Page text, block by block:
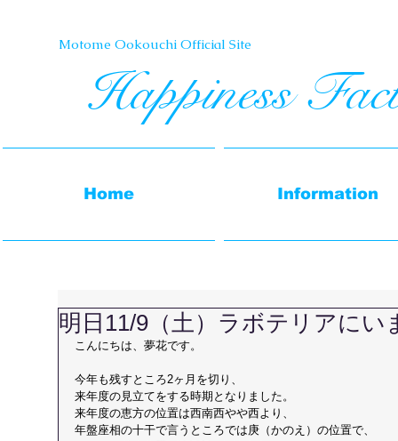
明日11/9（土）ラボテリアにい
こんにちは、夢花です。
今年も残すところ2ヶ月を切り、
来年度の見立てをする時期となりました。
来年度の恵方の位置は西南西やや西より、
年盤座相の十干で言うところでは庚（かのえ）の位置で、
Home Information
Motome Ookouchi Official Site​
Happiness